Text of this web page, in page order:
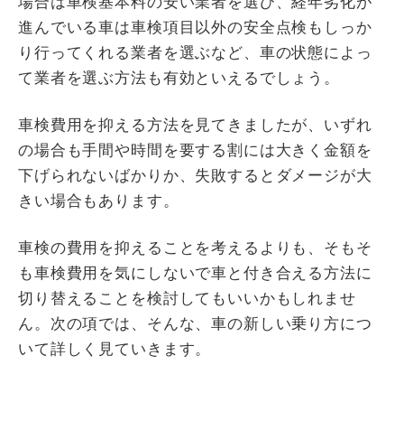
進んでいる車は車検項目以外の安全点検もしっか
り行ってくれる業者を選ぶなど、車の状態によっ
て業者を選ぶ方法も有効といえるでしょう。
車検費用を抑える方法を見てきましたが、いずれ
の場合も手間や時間を要する割には大きく金額を
下げられないばかりか、失敗するとダメージが大
きい場合もあります。
車検の費用を抑えることを考えるよりも、そもそ
も車検費用を気にしないで車と付き合える方法に
切り替えることを検討してもいいかもしれませ
ん。次の項では、そんな、車の新しい乗り方につ
いて詳しく見ていきます。